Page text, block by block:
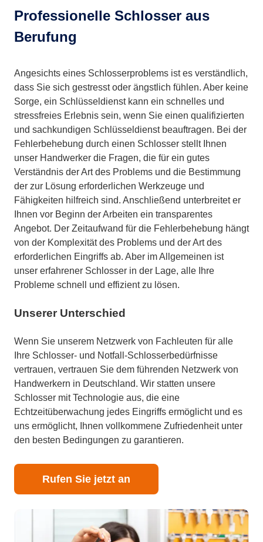
Professionelle Schlosser aus
Berufung
Angesichts eines Schlosserproblems ist es verständlich,
dass Sie sich gestresst oder ängstlich fühlen. Aber keine
Sorge, ein Schlüsseldienst kann ein schnelles und
stressfreies Erlebnis sein, wenn Sie einen qualifizierten
und sachkundigen Schlüsseldienst beauftragen. Bei der
Fehlerbehebung durch einen Schlosser stellt Ihnen
unser Handwerker die Fragen, die für ein gutes
Verständnis der Art des Problems und die Bestimmung
der zur Lösung erforderlichen Werkzeuge und
Fähigkeiten hilfreich sind. Anschließend unterbreitet er
Ihnen vor Beginn der Arbeiten ein transparentes
Angebot. Der Zeitaufwand für die Fehlerbehebung hängt
von der Komplexität des Problems und der Art des
erforderlichen Eingriffs ab. Aber im Allgemeinen ist
unser erfahrener Schlosser in der Lage, alle Ihre
Probleme schnell und effizient zu lösen.
Unserer Unterschied
Wenn Sie unserem Netzwerk von Fachleuten für alle
Ihre Schlosser- und Notfall-Schlosserbedürfnisse
vertrauen, vertrauen Sie dem führenden Netzwerk von
Handwerkern in Deutschland. Wir statten unsere
Schlosser mit Technologie aus, die eine
Echtzeitüberwachung jedes Eingriffs ermöglicht und es
uns ermöglicht, Ihnen vollkommene Zufriedenheit unter
den besten Bedingungen zu garantieren.
Rufen Sie jetzt an